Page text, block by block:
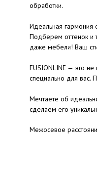
обработки.
Идеальная гармония
Подберем оттенок и
даже мебели! Ваш
FUSIONLINE — это не
специально для вас.
Мечтаете об
сделаем его
Межосевое